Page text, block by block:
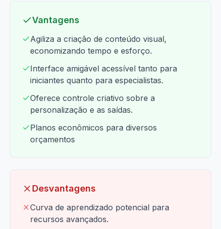
Vantagens
Agiliza a criação de conteúdo visual,
economizando tempo e esforço.
Interface amigável acessível tanto para
iniciantes quanto para especialistas.
Oferece controle criativo sobre a
personalização e as saídas.
Planos econômicos para diversos
orçamentos
Desvantagens
Curva de aprendizado potencial para
recursos avançados.